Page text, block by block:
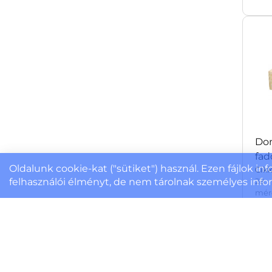
28
Oldalunk cookie-kat ("sütiket") használ. Ezen fájlok
felhasználói élményt, de nem tárolnak személyes